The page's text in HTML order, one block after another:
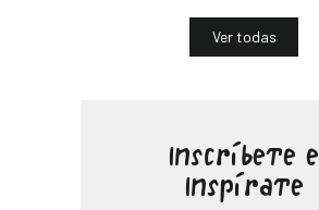
Ver todas
Inscríbete e
Inspírate